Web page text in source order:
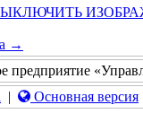
→
предприятие
| Основная версия